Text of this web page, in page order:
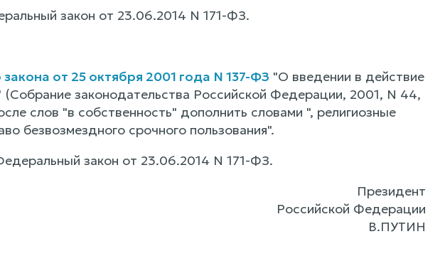
закон от 23.06.2014 N 171-ФЗ.
от 25 октября 2001 года N 137-ФЗ "О введении в действие
(Собрание законодательства Российской Федерации, 2001, N 44,
слов "в собственность" дополнить словами ", религиозные
безвозмездного срочного пользования".
закон от 23.06.2014 N 171-ФЗ.
Президент
Российской Федерации
В.ПУТИН